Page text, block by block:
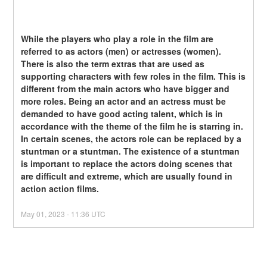
While the players who play a role in the film are
referred to as actors (men) or actresses (women).
There is also the term extras that are used as
supporting characters with few roles in the film. This is
different from the main actors who have bigger and
more roles. Being an actor and an actress must be
demanded to have good acting talent, which is in
accordance with the theme of the film he is starring in.
In certain scenes, the actors role can be replaced by a
stuntman or a stuntman. The existence of a stuntman
is important to replace the actors doing scenes that
are difficult and extreme, which are usually found in
action action films.
May01 ,2023 - 11:36 UTC